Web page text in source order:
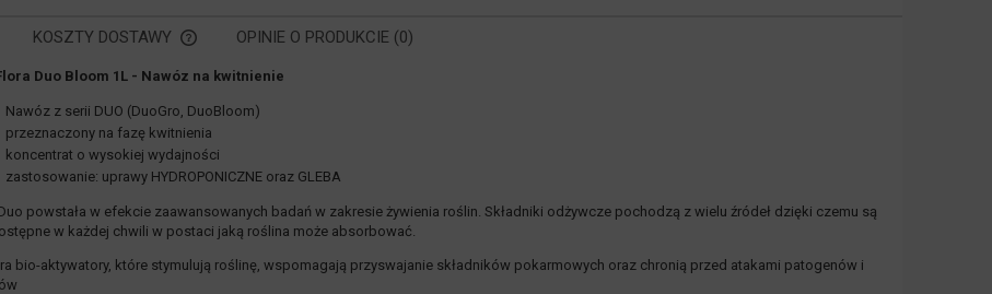
KOSZTY DOSTAWY
KOSZTÓW PŁATNOŚCI
OPINIE O PRODUKCIE (0)
Duo Bloom 1L - Nawóz na kwitnienie
Nawóz z serii DUO (DuoGro, DuoBloom)
przeznaczony na fazę kwitnienia
koncentrat o wysokiej wydajności
zastosowanie: uprawy HYDROPONICZNE oraz GLEBA
powstała w efekcie zaawansowanych badań w zakresie żywienia roślin. Składniki odżywcze pochodzą z wielu źródeł dzięki czemu są
w każdej chwili w postaci jaką roślina może absorbować.
bio-aktywatory, które stymulują roślinę, wspomagają przyswajanie składników pokarmowych oraz chronią przed atakami patogenów i